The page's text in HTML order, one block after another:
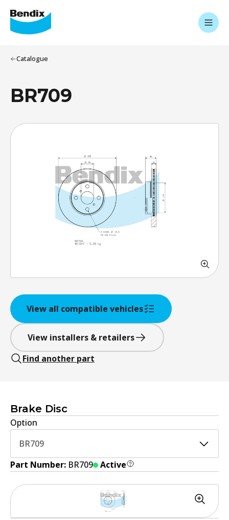
Catalogue
BR709
View all compatible vehicles
View installers & retailers
Find another part
Brake Disc
Option
BR709
Part Number: BR709 Active